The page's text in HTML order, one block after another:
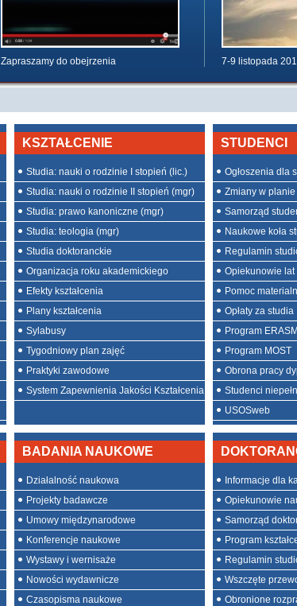
Zapraszamy do obejrzenia 7-9 listopada
KSZTAŁCENIE
Studia: nauki o rodzinie I stopień (lic.)
Studia: nauki o rodzinie II stopień (mgr)
Studia: prawo kanoniczne (mgr)
Studia: teologia (mgr)
Studia doktoranckie
Organizacja roku akademickiego
Efekty kształcenia
Plany kształcenia
Sylabusy
Tygodniowy plan zajęć
Praktyki zawodowe
System Zapewnienia Jakości Kształcenia
STUDENCI
Ogłoszenia dla
Zmiany w
Samorząd
Naukowe koła
Regulamin
Opiekunowie lat
Pomoc
Opłaty za studia
Program
Program MOST
Obrona pracy
Studenci
USOSweb
BADANIA NAUKOWE
Działalność naukowa
Projekty badawcze
Umowy międzynarodowe
Konferencje naukowe
Wystawy i wernisaże
Nowości wydawnicze
Czasopisma naukowe
Informacje dla
Opiekunowie
Samorząd
Program
Regulamin
Wszczęte
Obronione